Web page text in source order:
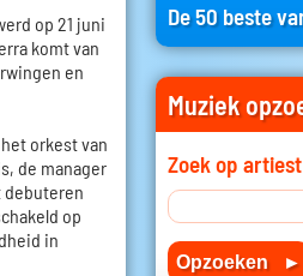
op 21 juni
komt van
en
orkest van
de manager
debuteren
op
in
De 50 beste
Muziek
Zoek op